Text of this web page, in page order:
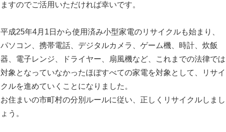
すのでご活用いただければ幸いです。
平成25年4月1日から使用済み小型家電のリサイクルも始まり、
パソコン、携帯電話、デジタルカメラ、ゲーム機、時計、炊飯
器、電子レンジ、ドライヤー、扇風機など、これまでの法律では
対象となっていなかったほぼすべての家電を対象として、リサイ
クルを進めていくことになりました。
お住まいの市町村の分別ルールに従い、正しくリサイクルしまし
ょう。